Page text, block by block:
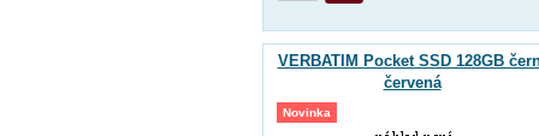
VERBATIM Pocket SSD 128GB
červená
Novinka